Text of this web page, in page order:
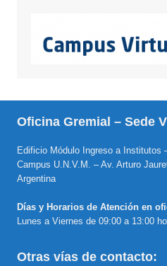
Oficina Gremial – Sede
Edificio Módulo Ingreso a Institutos
Campus U.N.V.M. – Av. Arturo
Argentina
Días y Horarios de Atención en
Lunes a Viernes de 09:00 a 13:00
Otras vías de contacto: